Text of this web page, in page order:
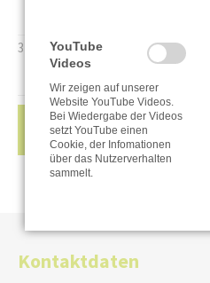
3 Generationen Fösten
ZURÜCK
Kontaktdaten
YouTube
Videos
Wir zeigen auf unserer
Website YouTube Videos.
Bei Wiedergabe der Videos
setzt YouTube einen
Cookie, der Infomationen
über das Nutzerverhalten
sammelt.